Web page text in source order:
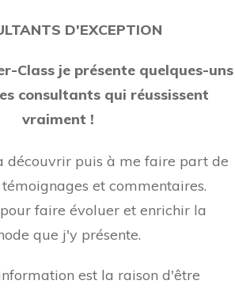
D'EXCEPTION
Class je présente quelques-uns
consultants qui réussissent
vraiment !
découvrir puis à me faire part de
et commentaires.
faire évoluer et enrichir la
que j'y présente.
est la raison d'être